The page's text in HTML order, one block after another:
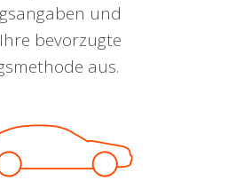
und
bevorzugte
aus.